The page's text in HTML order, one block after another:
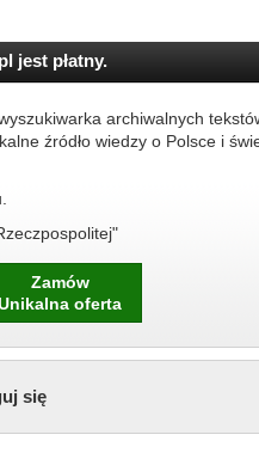
jest płatny.
archiwalnych
źródło wiedzy o Polsce i
Zamów
oferta
się